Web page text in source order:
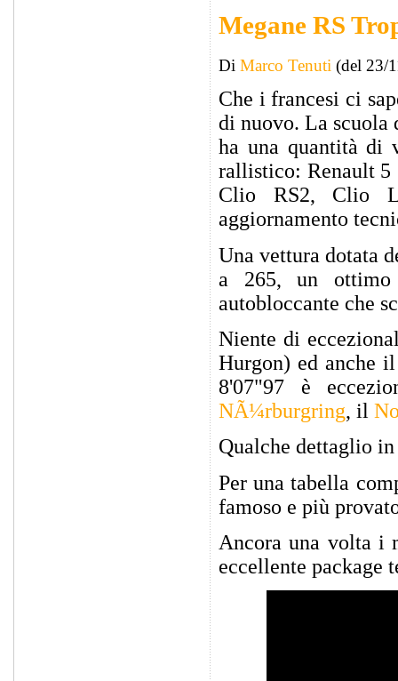
Megane RS
Di Marco Tenuti (del 23/
Che i francesi ci
di nuovo. La scuola
ha una quantità di
rallistico: Renault
Clio RS2, Clio
aggiornamento
Una vettura dotata
a 265, un ottimo
autobloccante che
Niente di
Hurgon) ed anche
8'07"97 è
NÃ¼rburgring, il
Qualche dettaglio
Per una tabella
famoso e più
Ancora una volta i
eccellente package